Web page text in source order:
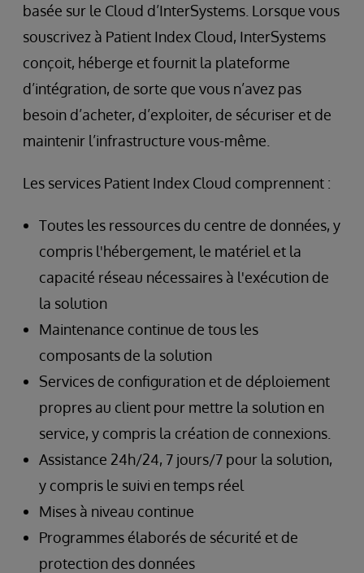
basée sur le Cloud d’InterSystems. Lorsque vous
souscrivez à Patient Index Cloud, InterSystems
conçoit, héberge et fournit la plateforme
d’intégration, de sorte que vous n’avez pas
besoin d’acheter, d’exploiter, de sécuriser et de
maintenir l’infrastructure vous-même.
Les services Patient Index Cloud comprennent :
Toutes les ressources du centre de données, y
compris l'hébergement, le matériel et la
capacité réseau nécessaires à l'exécution de
la solution
Maintenance continue de tous les
composants de la solution
Services de configuration et de déploiement
propres au client pour mettre la solution en
service, y compris la création de connexions.
Assistance 24h/24, 7 jours/7 pour la solution,
y compris le suivi en temps réel
Mises à niveau continue
Programmes élaborés de sécurité et de
protection des données